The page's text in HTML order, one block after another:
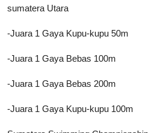
sumatera Utara
-Juara 1 Gaya Kupu-kupu 50m
-Juara 1 Gaya Bebas 100m
-Juara 1 Gaya Bebas 200m
-Juara 1 Gaya Kupu-kupu 100m